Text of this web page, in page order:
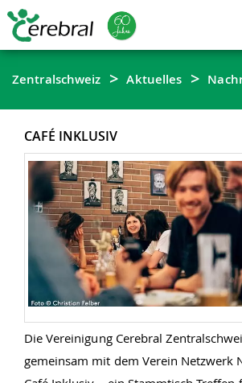
Zentralschweiz Aktuelles
CAFÉ INKLUSIV
Die Vereinigung Cerebral
gemeinsam mit dem Verein Netzwerk